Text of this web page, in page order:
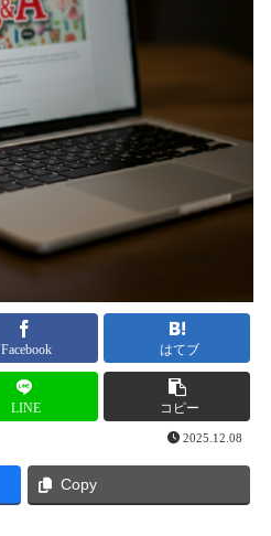
Facebook はてブ
LINE コピー
2025.12.08
Copy